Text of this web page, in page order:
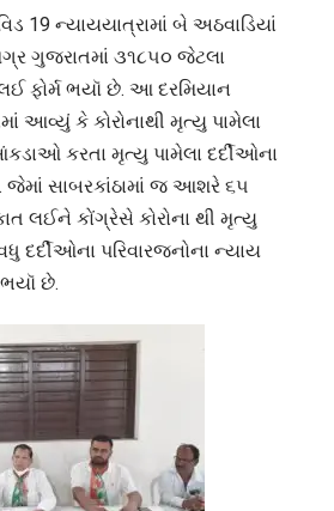
19 ન્યાયયાત્રામાં બે અઠવાડિયાં
ગુજરાતમાં ૩૧૮૫૦ જેટલા
લઈ ફોર્મ ભયૉ છે. આ દરમિયાન
આવ્યું કે કોરોનાથી મૃત્યુ પામેલા
કરતા મૃત્યુ પામેલા દર્દીઓના
જેમાં સાબરકાંઠામાં જ આશરે ૬૫
લઈને કોંગ્રેસે કોરોના થી મૃત્યુ
દર્દીઓના પરિવારજનોના ન્યાય
ભયૉ છે.